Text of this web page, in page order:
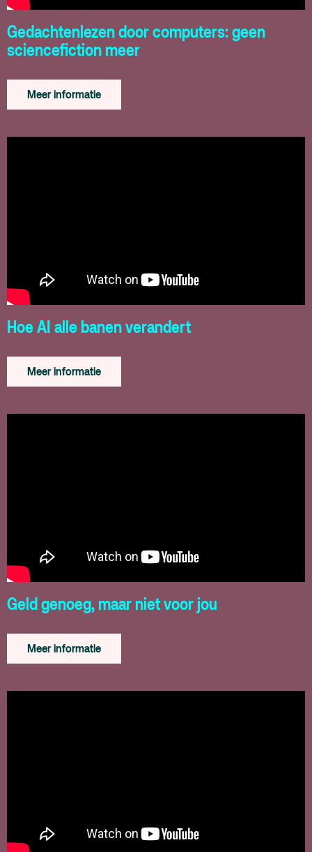
Gedachtenlezen door computers: geen
sciencefiction meer
Meer informatie
Hoe AI alle banen verandert
Meer informatie
Geld genoeg, maar niet voor jou
Meer informatie